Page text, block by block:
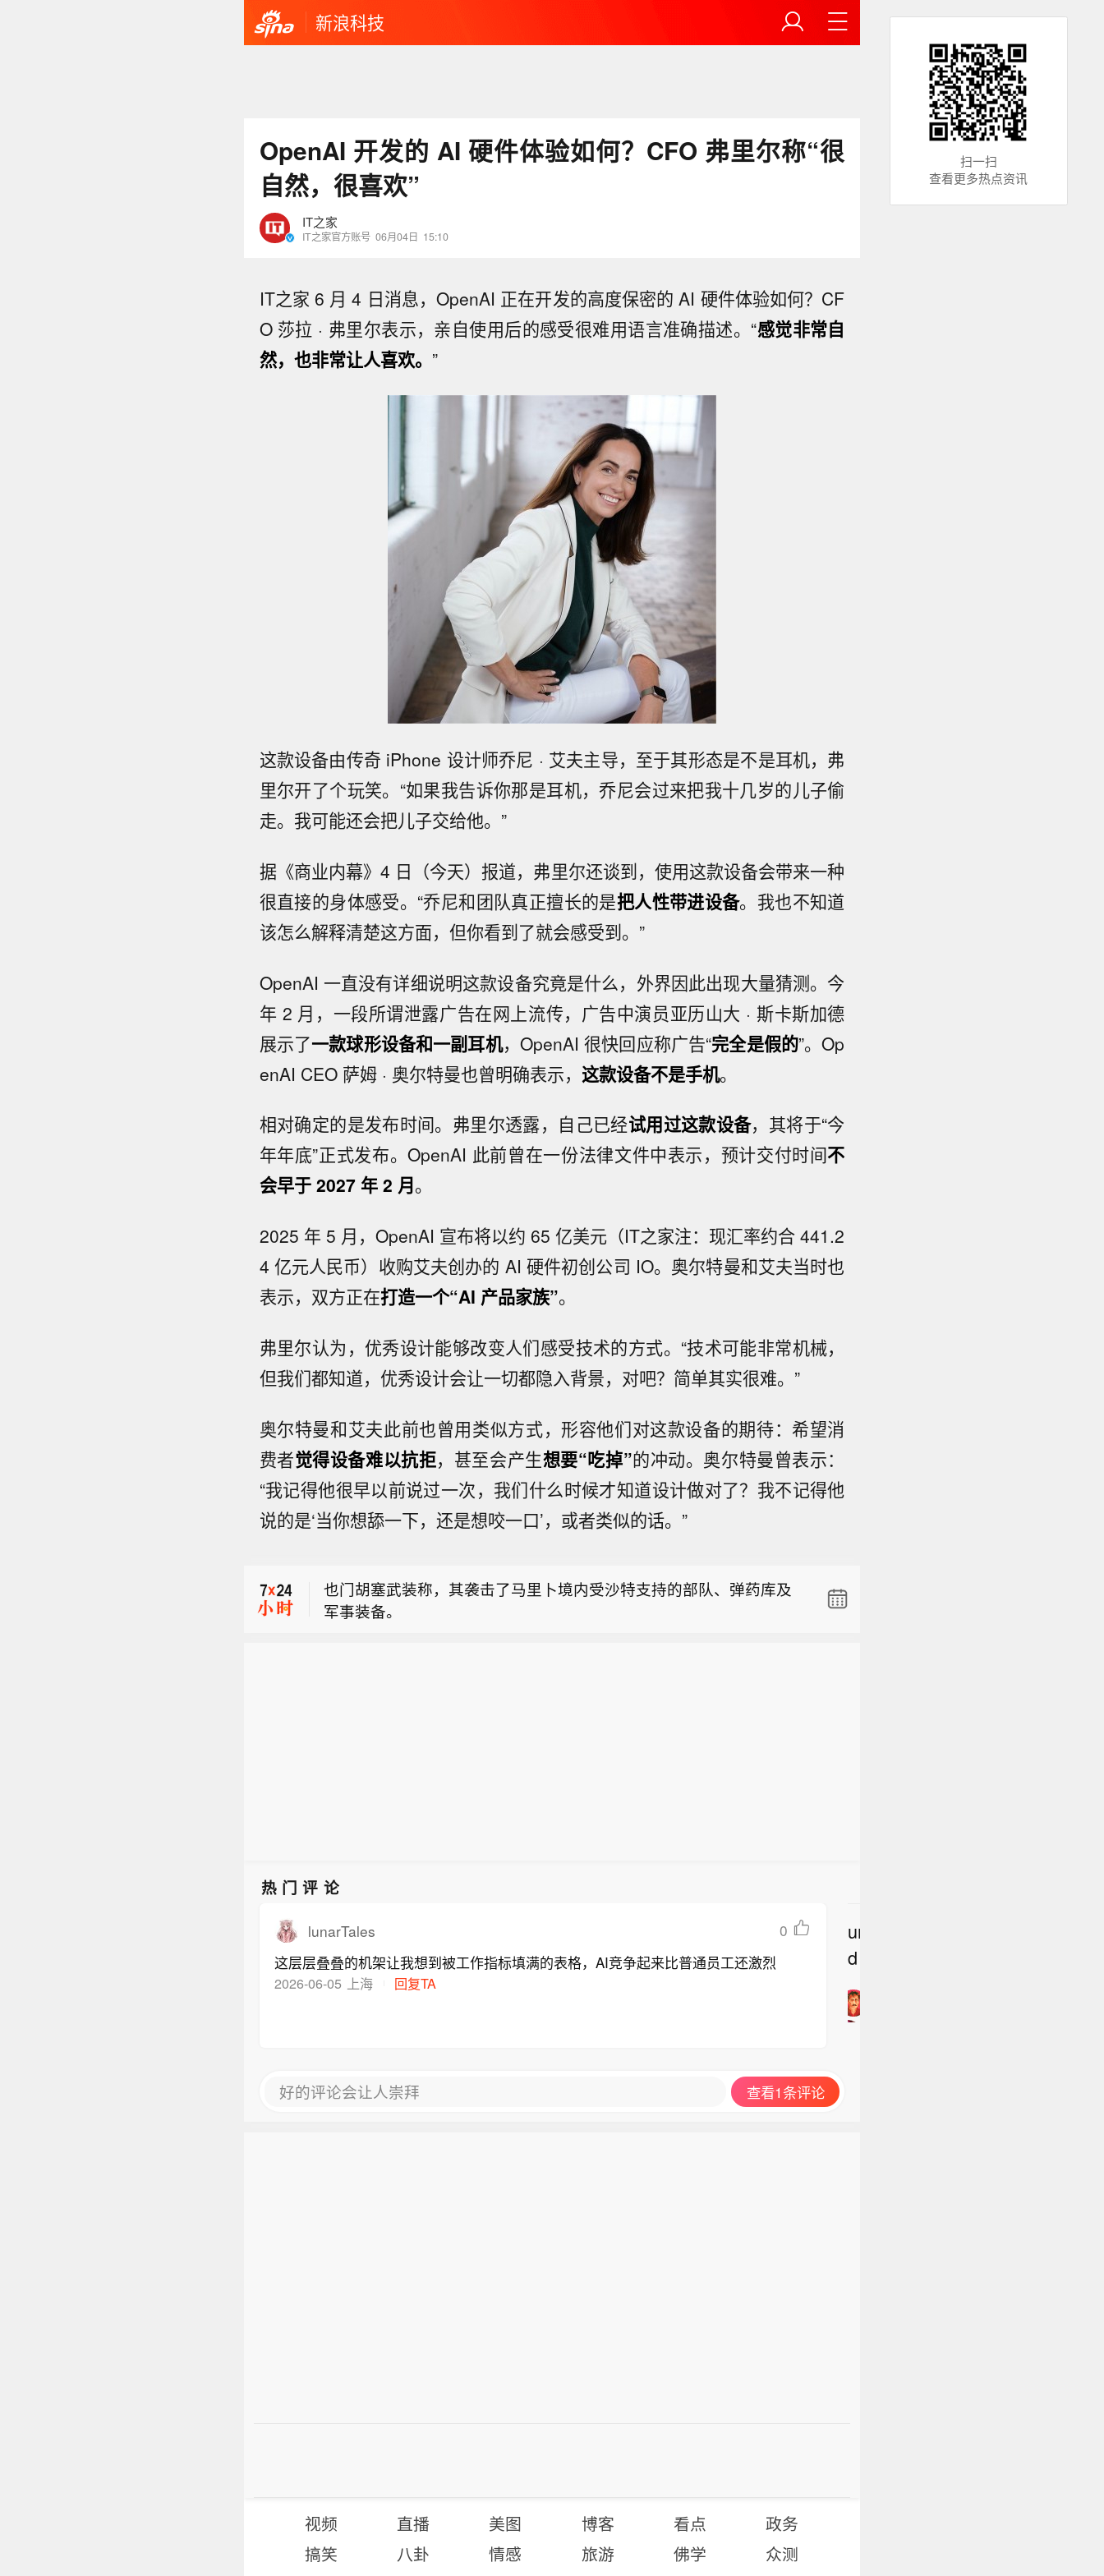
新浪科技
OpenAI 开发的 AI 硬件体验如何？CFO 弗里尔称“很
自然，很喜欢”
IT之家
IT之家官方账号 06月04日 15:10
IT之家 6 月 4 日消息，OpenAI 正在开发的高度保密的 AI 硬件体验如何？CF
O 莎拉 · 弗里尔表示，亲自使用后的感受很难用语言准确描述。“感觉非常自
然，也非常让人喜欢。 ”
这款设备由传奇 iPhone 设计师乔尼 · 艾夫主导，至于其形态是不是耳机，弗
里尔开了个玩笑。“如果我告诉你那是耳机，乔尼会过来把我十几岁的儿子偷
走。我可能还会把儿子交给他。”
据《商业内幕》4 日（今天）报道，弗里尔还谈到，使用这款设备会带来一种
很直接的身体感受。“乔尼和团队真正擅长的是把人性带进设备。我也不知道
该怎么解释清楚这方面，但你看到了就会感受到。”
OpenAI 一直没有详细说明这款设备究竟是什么，外界因此出现大量猜测。今
年 2 月，一段所谓泄露广告在网上流传，广告中演员亚历山大 · 斯卡斯加德
展示了一款球形设备和一副耳机，OpenAI 很快回应称广告“完全是假的”。Op
enAI CEO 萨姆 · 奥尔特曼也曾明确表示， 这款设备不是手机。
相对确定的是发布时间。弗里尔透露，自己已经试用过这款设备，其将于“今
年年底”正式发布。OpenAI 此前曾在一份法律文件中表示，预计交付时间不
会早于 2027 年 2 月。
2025 年 5 月，OpenAI 宣布将以约 65 亿美元（IT之家注：现汇率约合 441.2
4 亿元人民币）收购艾夫创办的 AI 硬件初创公司 IO。奥尔特曼和艾夫当时也
表示，双方正在打造一个“AI 产品家族”。
弗里尔认为，优秀设计能够改变人们感受技术的方式。“技术可能非常机械，
但我们都知道，优秀设计会让一切都隐入背景，对吧？简单其实很难。”
奥尔特曼和艾夫此前也曾用类似方式，形容他们对这款设备的期待：希望消
费者觉得设备难以抗拒，甚至会产生想要“吃掉”的冲动。奥尔特曼曾表示：
“我记得他很早以前说过一次，我们什么时候才知道设计做对了？我不记得他
说的是‘当你想舔一下，还是想咬一口’，或者类似的话。”
市场消息：法律人工智能初创企业 Harvey 正在洽谈融资，拟至少募资
5 亿美元，含本轮投资在内估值达 155 亿美元。
也门胡塞武装称，其袭击了马里卜境内受沙特支持的部队、弹药库及
军事装备。
热门评论
lunarTales
0
这层层叠叠的机架让我想到被工作指标填满的表格，AI竞争起来比普通员工还激烈
2026-06-05 上海 回复TA
undefine
d
好的评论会让人崇拜 查看1条评论
视频 直播 美图 博客 看点
政务
搞笑
八卦 情感 旅游 佛学 众测
扫一扫
查看更多热点资讯